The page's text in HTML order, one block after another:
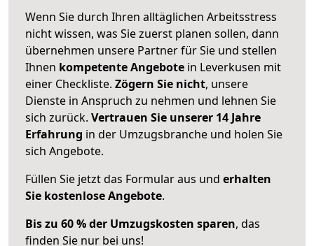
Wenn Sie durch Ihren alltäglichen Arbeitsstress
nicht wissen, was Sie zuerst planen sollen, dann
übernehmen unsere Partner für Sie und stellen
Ihnen kompetente Angebote in Leverkusen mit
einer Checkliste. Zögern Sie nicht, unsere
Dienste in Anspruch zu nehmen und lehnen Sie
sich zurück. Vertrauen Sie unserer 14 Jahre
Erfahrung in der Umzugsbranche und holen Sie
sich Angebote.
Füllen Sie jetzt das Formular aus und erhalten
Sie kostenlose Angebote.
Bis zu 60 % der Umzugskosten sparen, das
finden Sie nur bei uns!